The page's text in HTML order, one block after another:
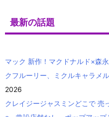
最新の話題
マック 新作！マクドナルド×森
クフルーリー、ミクルキャラメ
2026
クレイジージャスミンどこで